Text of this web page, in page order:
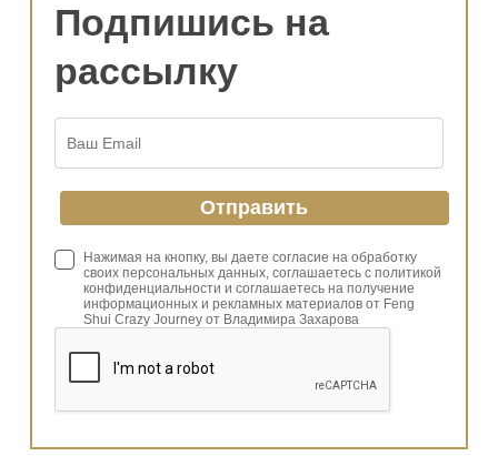
Подпишись на
рассылку
Нажимая на кнопку, вы даете согласие на обработку
своих персональных данных, соглашаетесь с политикой
конфиденциальности и соглашаетесь на получение
информационных и рекламных материалов от Feng
Shui Crazy Journey от Владимира Захарова